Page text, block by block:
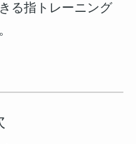
る指トレーニング